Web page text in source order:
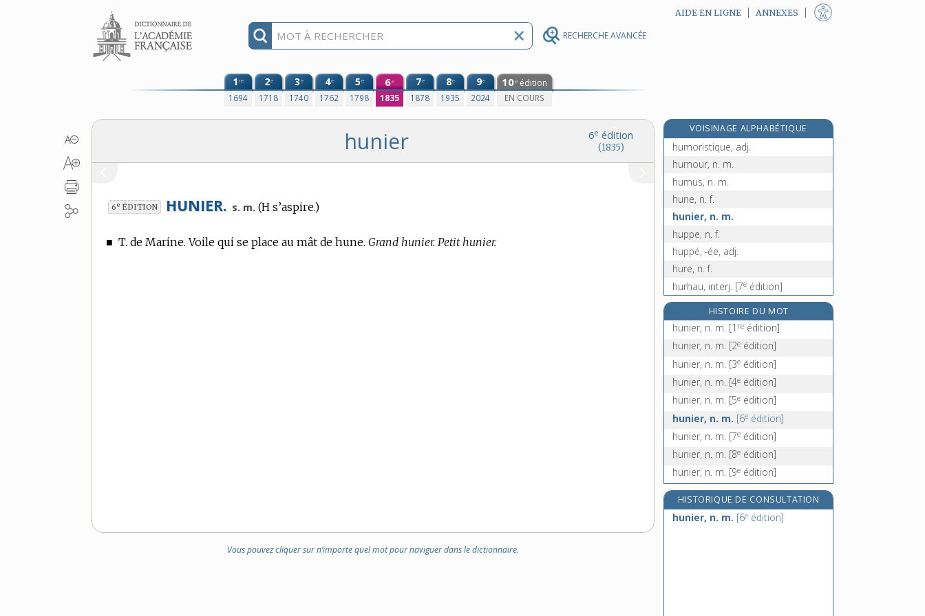
RECHERCHE AVANCÉE
Aller au contenu AIDE EN LIGNE ANNEXES
1re
1694
2e
1718
3e
1740
4e
1762
5e
1798
6e
1835
7e
1878
8e
1935
9e
2024
10e édition
EN COURS
6e édition
(1835)
hunier
6e ÉDITION HUNIER. s. m. (H s’aspire.)
■ T. de Marine. Voile qui se place au mât de hune. Grand hunier. Petit hunier.
Vous pouvez cliquer sur n’importe quel mot pour naviguer dans le dictionnaire.
VOISINAGE ALPHABÉTIQUE
humoriste, n.
humoristique, adj.
humour, n. m.
humus, n. m.
hune, n. f.
hunier, n. m.
huppe, n. f.
huppé, -ée, adj.
hure, n. f.
hurhau, interj. [7e édition]
hurlant, -ante, adj.
hurlée, n. f.
hurlement, n. m.
HISTOIRE DU MOT
hunier, n. m. [1 re édition]
hunier, n. m. [2e édition]
hunier, n. m. [3e édition]
hunier, n. m. [4e édition]
hunier, n. m. [5e édition]
hunier, n. m. [6e édition]
hunier, n. m. [7e édition]
hunier, n. m. [8e édition]
hunier, n. m. [9e édition]
HISTORIQUE DE CONSULTATION
hunier, n. m. [6e édition]